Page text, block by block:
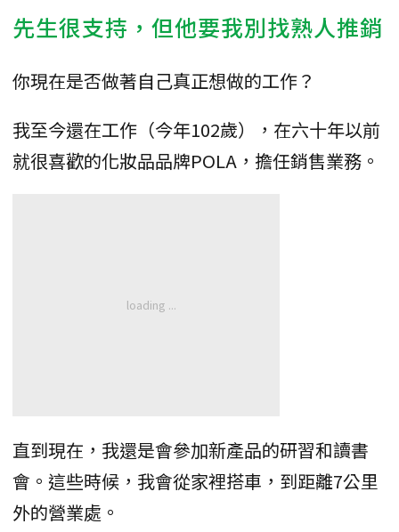
先生很支持，但他要我別找熟人推銷
你現在是否做著自己真正想做的工作？
我至今還在工作（今年102歲），在六十年以前
就很喜歡的化妝品品牌POLA，擔任銷售業務。
直到現在，我還是會參加新產品的研習和讀書
會。這些時候，我會從家裡搭車，到距離7公里
外的營業處。